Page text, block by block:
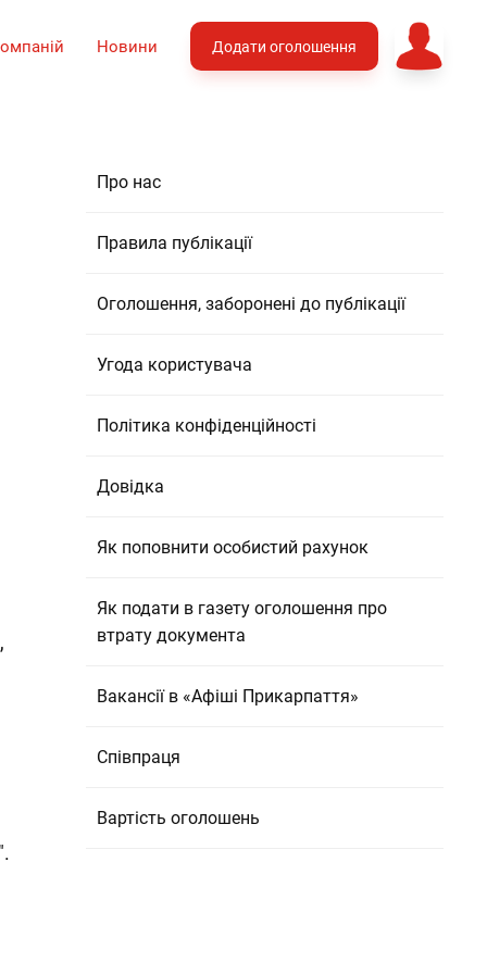
Новини Додати оголошення
Про нас
Правила публікації
Оголошення, заборонені до публікації
Угода користувача
Політика конфіденційності
Довідка
Як поповнити особистий рахунок
Як подати в газету оголошення про
втрату документа
Вакансії в «Афіші Прикарпаття»
Співпраця
Вартість оголошень